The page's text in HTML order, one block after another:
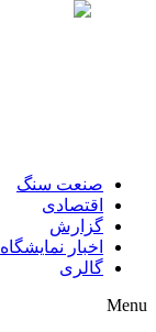
صنعت سنگ
اقتصادی
گزارش
اخبار نمایشگاه
گالری
Menu